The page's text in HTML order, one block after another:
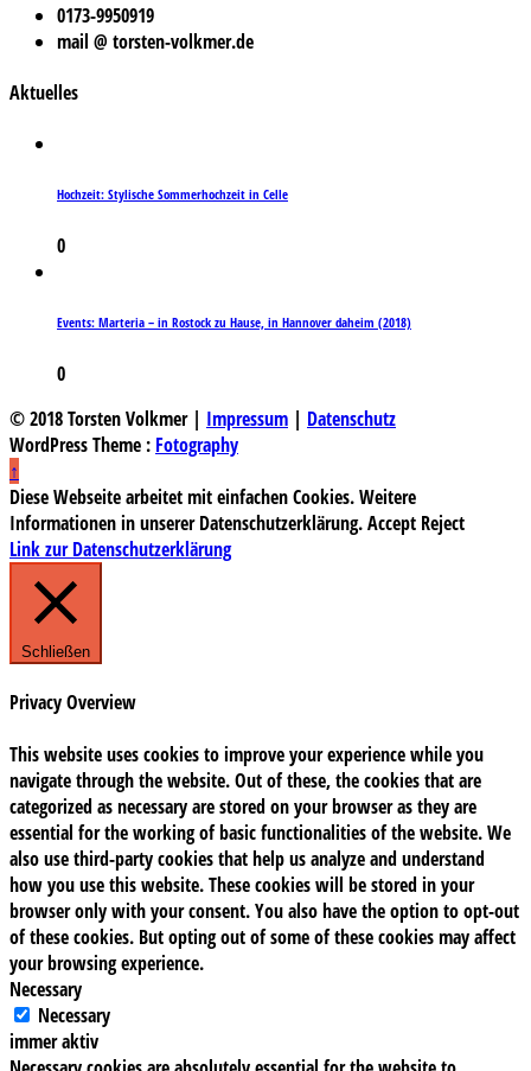
0173-9950919
mail @ torsten-volkmer.de
Aktuelles
Hochzeit: Stylische Sommerhochzeit in Celle
0
Events: Marteria – in Rostock zu Hause, in Hannover daheim (2018)
0
© 2018 Torsten Volkmer | Impressum | Datenschutz
WordPress Theme : Fotography
↑
Diese Webseite arbeitet mit einfachen Cookies. Weitere
Informationen in unserer Datenschutzerklärung.Accept Reject
Link zur Datenschutzerklärung
Schließen
Privacy Overview
This website uses cookies to improve your experience while you
navigate through the website. Out of these, the cookies that are
categorized as necessary are stored on your browser as they are
essential for the working of basic functionalities of the website. We
also use third-party cookies that help us analyze and understand
how you use this website. These cookies will be stored in your
browser only with your consent. You also have the option to opt-out
of these cookies. But opting out of some of these cookies may affect
your browsing experience.
Necessary
Necessary
immer aktiv